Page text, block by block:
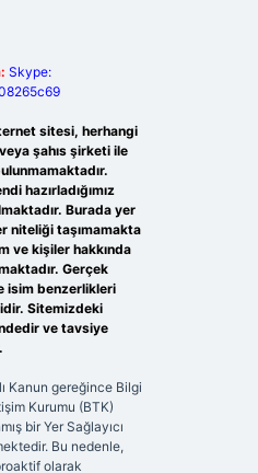
Skype:
sitesi, herhangi
şahıs şirketi ile
hazırladığımız
Burada yer
niteliği taşımamakta
ve kişiler hakkında
Gerçek
isim benzerlikleri
Sitemizdeki
ve tavsiye
Kanun gereğince Bilgi
Kurumu (BTK)
bir Yer Sağlayıcı
Bu nedenle,
olarak